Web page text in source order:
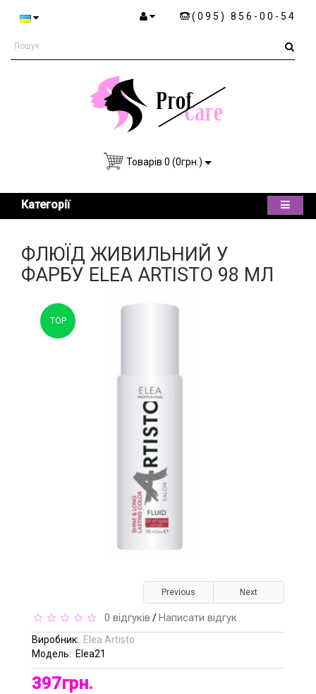
(095) 856-00-54
Товарів 0 (0грн.)
Категорії
ФЛЮЇД ЖИВИЛЬНИЙ У
ФАРБУ ELEA ARTISTO 98 МЛ
TOP
Previous Next
0 відгуків /Написати відгук
Виробник: Elea Artisto
Модель: Elea21
397грн.